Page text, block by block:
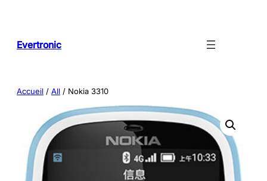
Evertronic
Accueil / All / Nokia 3310